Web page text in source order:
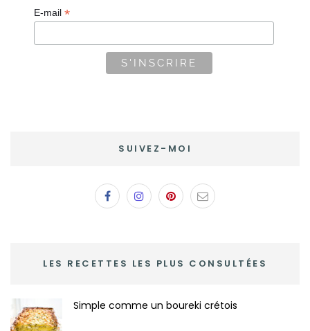
E-mail*
SUIVEZ-MOI
LES RECETTES LES PLUS CONSULTÉES
Simple comme un boureki crétois